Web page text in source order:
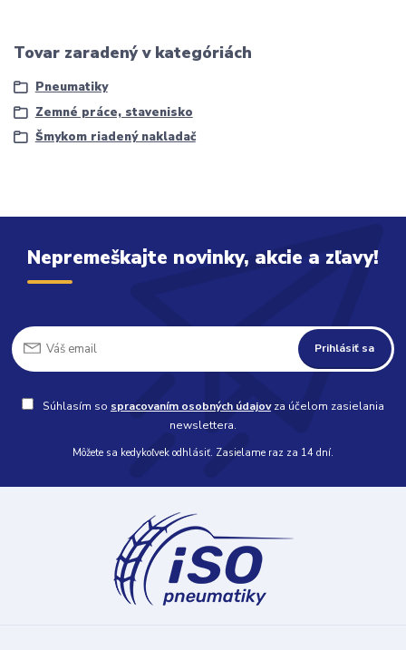
Tovar zaradený v kategóriách
Pneumatiky
Zemné práce, stavenisko
Šmykom riadený nakladač
Nepremeškajte novinky, akcie a zľavy!
Prihlásiť sa
Súhlasím so spracovaním osobných údajovza účelom zasielania
newslettera.
Môžete sa kedykoľvek odhlásiť. Zasielame raz za 14 dní.